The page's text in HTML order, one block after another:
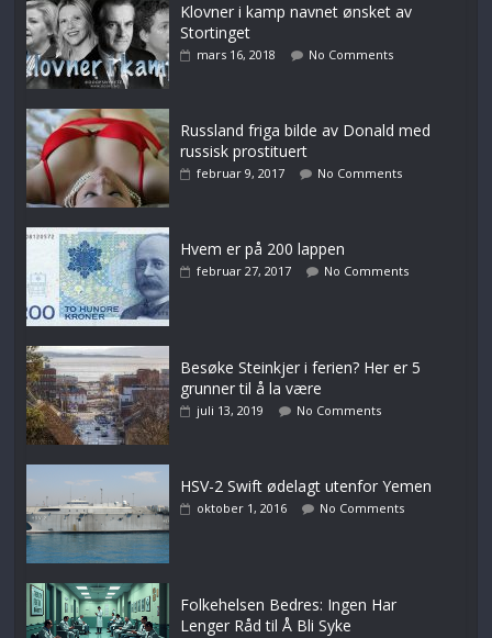
Klovner i kamp navnet ønsket av
Stortinget
mars 16, 2018 No Comments
Russland friga bilde av Donald med
russisk prostituert
februar 9, 2017 No Comments
Hvem er på 200 lappen
februar 27, 2017 No Comments
Besøke Steinkjer i ferien? Her er 5
grunner til å la være
juli 13, 2019 No Comments
HSV-2 Swift ødelagt utenfor Yemen
oktober 1, 2016 No Comments
Folkehelsen Bedres: Ingen Har
Lenger Råd til Å Bli Syke